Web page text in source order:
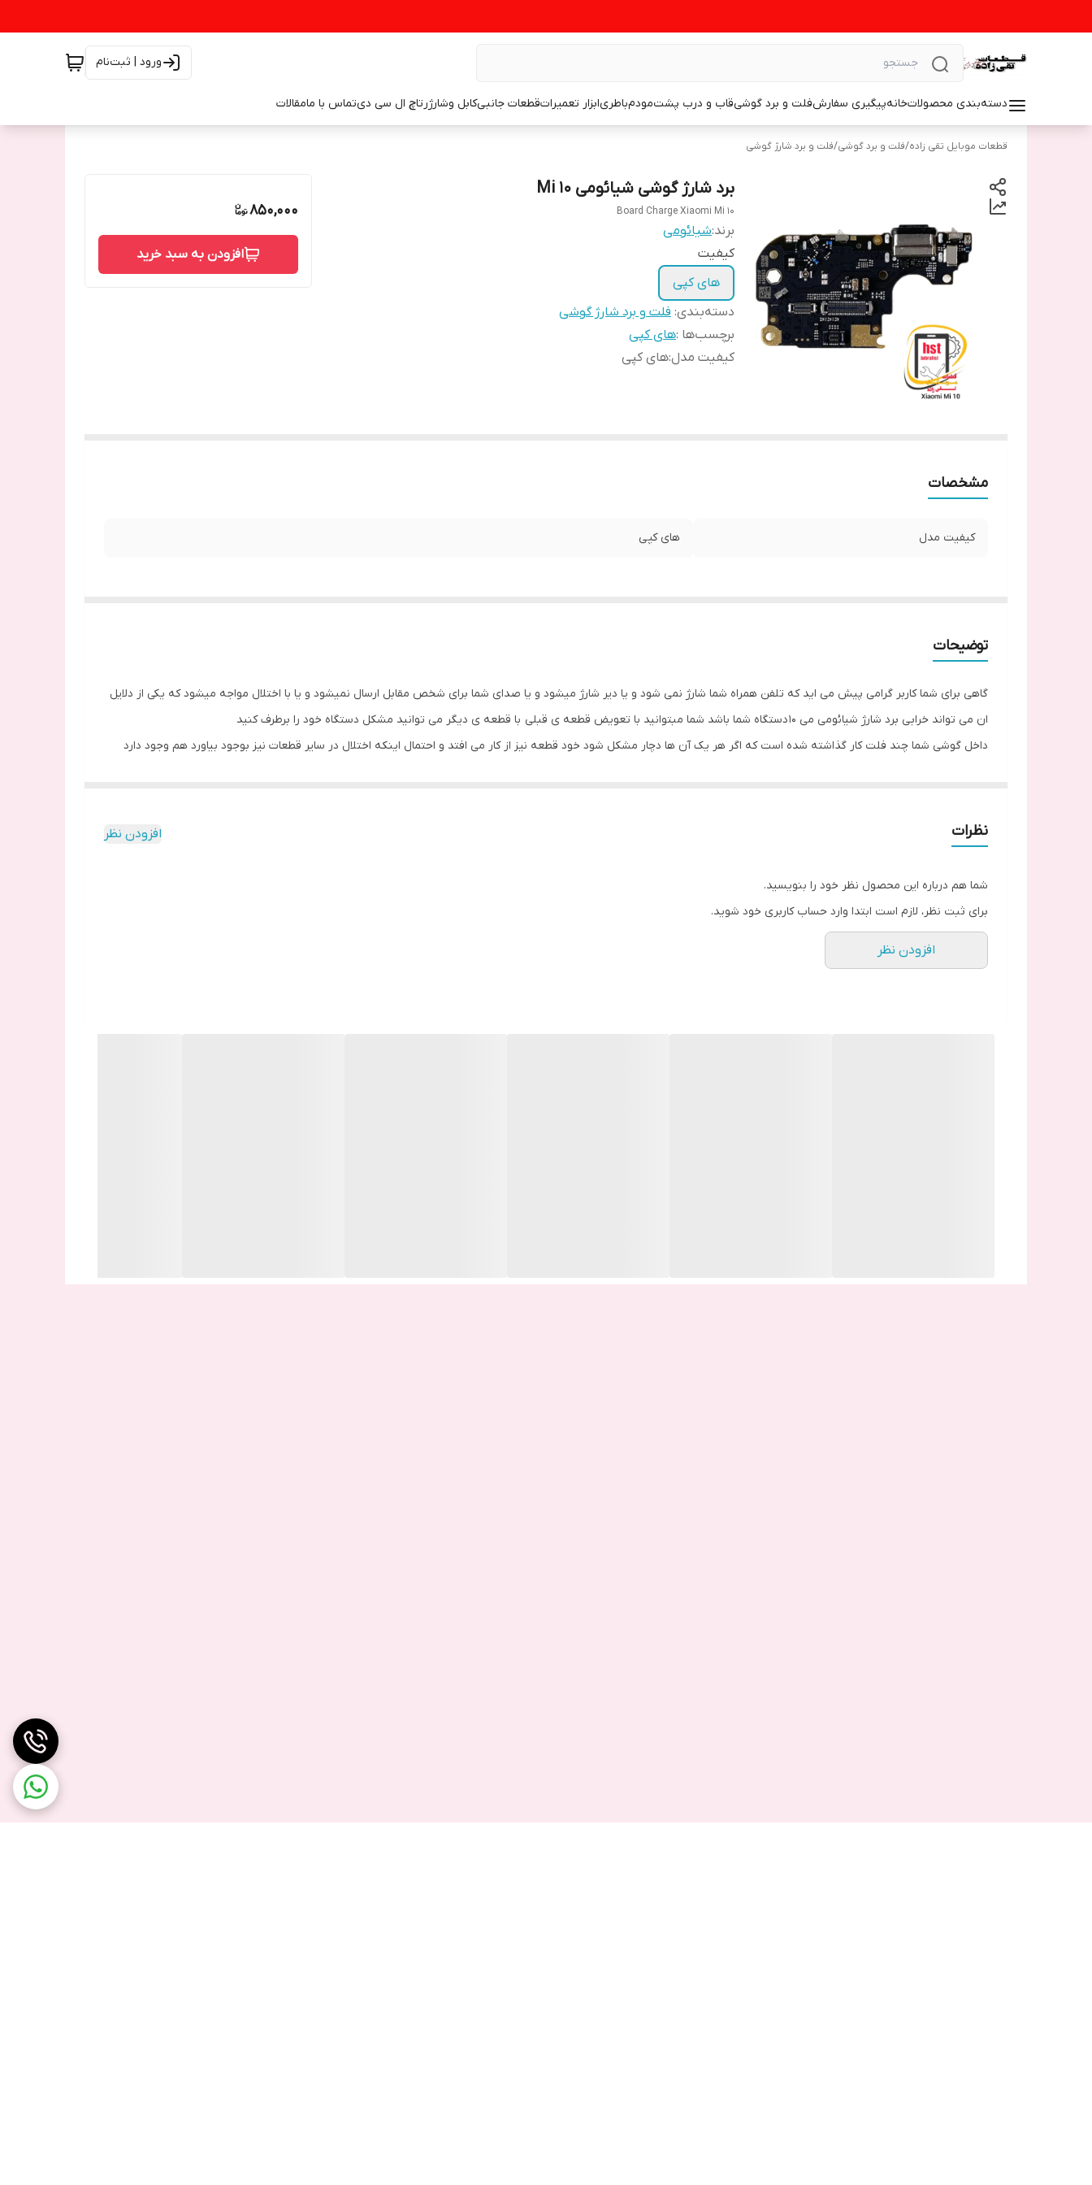
ورود | ثبت‌نام
دسته‌بندی محصولاتخانهپیگیری سفارشفلت و برد گوشیقاب و درب پشتمودمباطریابزار تعمیراتقطعات جانبیکابل وشارژرتاچ ال سی دیتماس با مامقالات
قطعات موبایل تقی زاده/فلت و برد گوشی/فلت و برد شارژ گوشی
برد شارژ گوشی شیائومی Mi 10
Board Charge Xiaomi Mi 10
برند:شیائومی
کیفیت
های کپی
دسته‌بندی: فلت و برد شارژ گوشی
برچسب‌ها :های کپی
کیفیت مدل:های کپی
850,000
افزودن به سبد خرید
مشخصات
کیفیت مدل های کپی
توضیحات
گاهی برای شما کاربر گرامی پیش می اید که تلفن همراه شما شارژ نمی شود و یا دیر شارژ میشود و یا صدای شما برای شخص مقابل ارسال نمیشود و یا با اختلال مواجه میشود که یکی از دلایل
ان می تواند خرابی برد شارژ شیائومی می ۱۰ دستگاه شما باشد شما مبتوانید با تعویض قطعه ی قبلی با قطعه ی دیگر می توانید مشکل دستگاه خود را برطرف کنید
داخل گوشی شما چند فلت کار گذاشته شده است که اگر هر یک آن ها دچار مشکل شود خود قطعه نیز از کار می افتد و احتمال اینکه اختلال در سایر قطعات نیز بوجود بیاورد هم وجود دارد
قسمت مبدا سوکت شارژ محل قرار گرفتن برد شارژ بوده و با انتقال برق به مادر برد دستگاه را شارژ میکند
دلایل خرابی برد شارژ
نظرات افزودن نظر
شما هم درباره این محصول نظر خود را بنویسید.
برای ثبت نظر، لازم است ابتدا وارد حساب کاربری خود شوید.
افزودن نظر